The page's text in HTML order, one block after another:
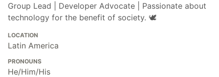
Group Lead | Developer Advocate | Passionate about
technology for the benefit of society. 🕊️
LOCATION
Latin America
PRONOUNS
He/Him/His